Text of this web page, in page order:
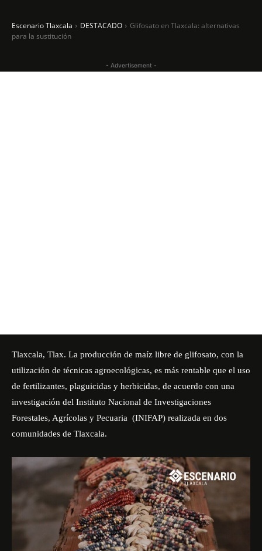
Escenario Tlaxcala DESTACADO
Glifosato en Tlaxcala: alternativas
para la sustitución
- Advertisement -
Tlaxcala, Tlax. La producción de maíz libre de glifosato, con la
utilización de técnicas agroecológicas, es más rentable que el uso
de fertilizantes, plaguicidas y herbicidas, de acuerdo con una
investigación del Instituto Nacional de Investigaciones
Forestales, Agrícolas y Pecuaria (INIFAP) realizada en dos
comunidades de Tlaxcala.